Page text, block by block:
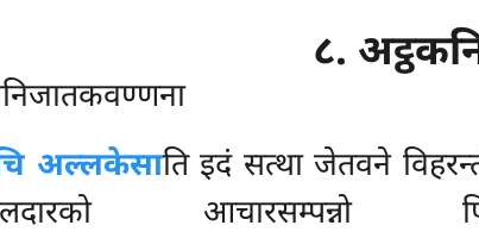
८.
अल्लकेसाति इदं सत्था जेतवने